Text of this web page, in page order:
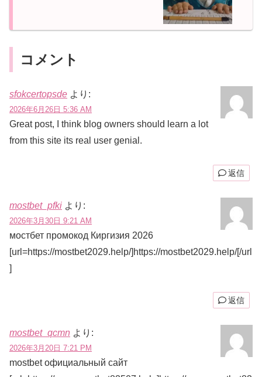
コメント
sfokcertopsde より:
2026年6月26日 5:36 AM
Great post, I think blog owners should learn a lot
from this site its real user genial.
返信
mostbet_pfki より:
2026年3月30日 9:21 AM
мостбет промокод Киргизия 2026
[url=https://mostbet2029.help/]https://mostbet2029.help/[/url
]
返信
mostbet_qcmn より:
2026年3月20日 7:21 PM
mostbet официальный сайт